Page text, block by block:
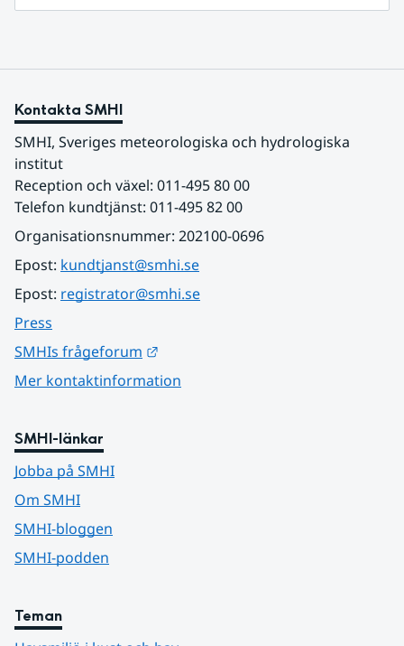
Kontakta SMHI
SMHI, Sveriges meteorologiska och hydrologiska
institut
Reception och växel: 011-495 80 00
Telefon kundtjänst: 011-495 82 00
Organisationsnummer: 202100-0696
Epost: kundtjanst@smhi.se
Epost: registrator@smhi.se
Press
SMHIs frågeforum
Mer kontaktinformation
SMHI-länkar
Jobba på SMHI
Om SMHI
SMHI-bloggen
SMHI-podden
Teman